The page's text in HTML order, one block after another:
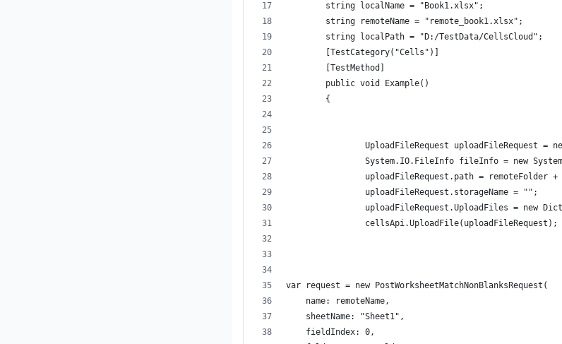
        string localName = "Book1.xlsx";
        string remoteName = "remote_book1.xlsx";
        string localPath = "D:/TestData/CellsCloud";
        [TestCategory("Cells")]
        [TestMethod]
        public void Example()
        {
UploadFileRequest uploadFileRequest =
System.IO.FileInfo fileInfo = new
uploadFileRequest.path = remoteFolder +
                uploadFileRequest.storageName = "";
uploadFileRequest.UploadFiles = new
                cellsApi.UploadFile(uploadFileRequest);
var request = new PostWorksheetMatchNonBlanksRequest(
    name: remoteName,
    sheetName: "Sheet1",
    fieldIndex: 0,